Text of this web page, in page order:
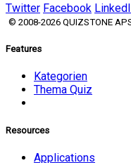
Twitter Facebook
© 2008-2026 QUIZSTONE
Features
Kategorien
Thema Quiz
Resources
Applications